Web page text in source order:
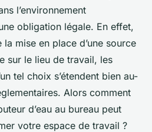
l’environnement
obligation légale. En effet,
mise en place d’une source
sur le lieu de travail, les
tel choix s’étendent bien au-
Alors comment
d’eau au bureau peut
votre espace de travail ?